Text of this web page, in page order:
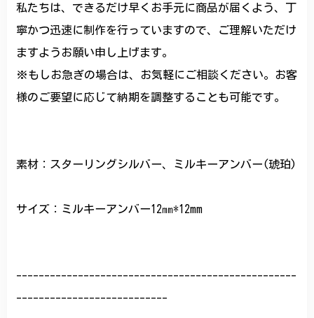
私たちは、できるだけ早くお手元に商品が届くよう、丁
寧かつ迅速に制作を行っていますので、ご理解いただけ
ますようお願い申し上げます。
※もしお急ぎの場合は、お気軽にご相談ください。お客
様のご要望に応じて納期を調整することも可能です。
素材：スターリングシルバー、ミルキーアンバー(琥珀)
サイズ：ミルキーアンバー12㎜*12mm
--------------------------------------------------
---------------------------